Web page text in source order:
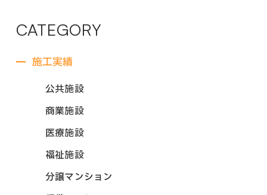
CATEGORY
施工実績
公共施設
商業施設
医療施設
福祉施設
分譲マンション